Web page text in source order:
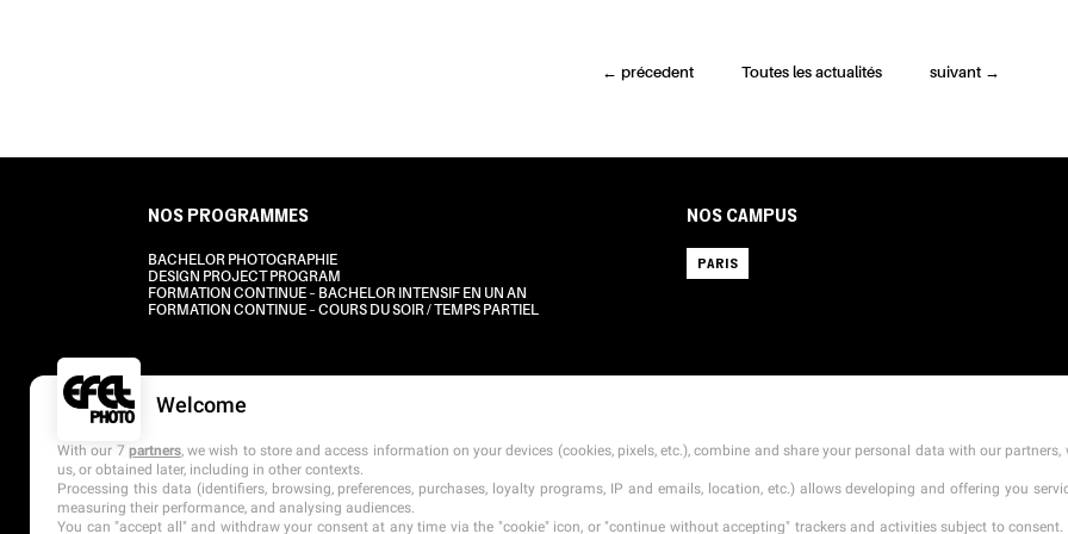
← précedent Toutes les actualités suivant →
NOS PROGRAMMES
BACHELOR PHOTOGRAPHIE
DESIGN PROJECT PROGRAM
FORMATION CONTINUE – BACHELOR INTENSIF EN UN AN
FORMATION CONTINUE – COURS DU SOIR / TEMPS PARTIEL
NOS CAMPUS
PARIS
CONTACT MENTIONS LÉGALES TARIFS CGI
Welcome
With our 7 partners, we wish to store and access information on your devices (cookies, pixels, etc.), combine and share your personal data with our
us, or obtained later, including in other contexts.
Processing this data (identifiers, browsing, preferences, purchases, loyalty programs, IP and emails, location, etc.) allows developing and offering you
measuring their performance, and analysing audiences.
You can "accept all" and withdraw your consent at any time via the "cookie" icon, or "continue without accepting" trackers and activities subject to